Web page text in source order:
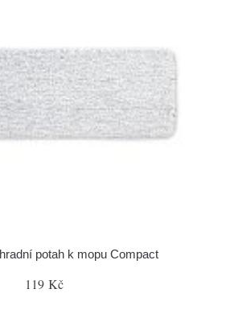
potah k mopu Compact
119 Kč